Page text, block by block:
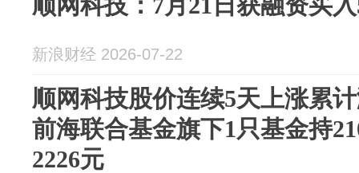
新浪财经 2026-07-22
顺网科技股价连续5天上涨累
前海联合基金旗下1只基金持
2226元